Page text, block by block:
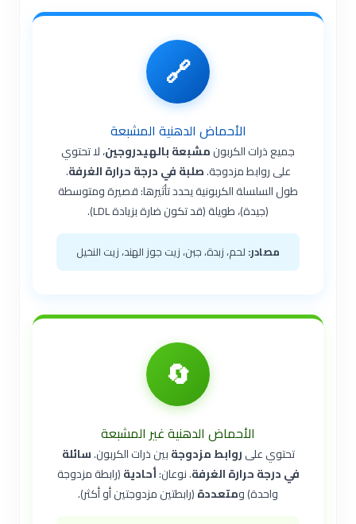
🔗
الأحماض الدهنية المشبعة
جميع ذرات الكربونمشبعة بالهيدروجين، لا تحتوي
على روابط مزدوجة.صلبة في درجة حرارة الغرفة.
طول السلسلة الكربونية يحدد تأثيرها: قصيرة ومتوسطة
(جيدة)، طويلة (قد تكون ضارة بزيادة LDL).
مصادر: لحم، زبدة، جبن، زيت جوز الهند، زيت النخيل
🔄
الأحماض الدهنية غير المشبعة
تحتوي علىروابط مزدوجةبين ذرات الكربون.سائلة
في درجة حرارة الغرفة. نوعان:أحادية(رابطة مزدوجة
واحدة) ومتعددة(رابطتين مزدوجتين أو أكثر).